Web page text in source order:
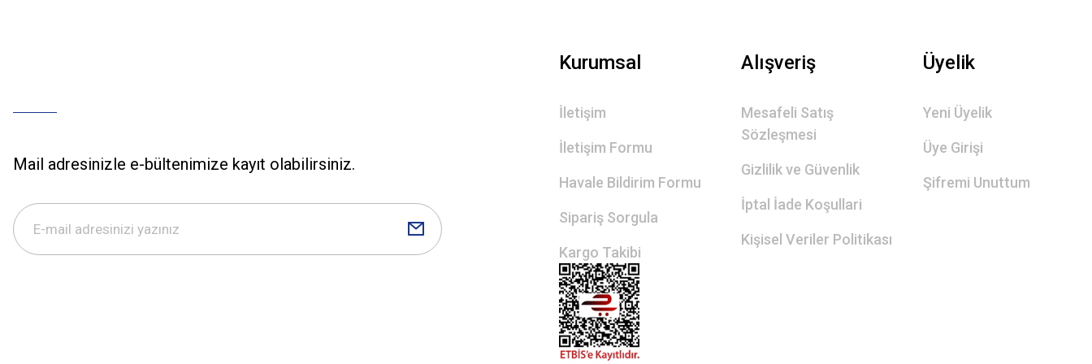
Mail adresinizle e-bültenimize kayıt olabilirsiniz.
Kurumsal
İletişim
İletişim Formu
Havale Bildirim Formu
Sipariş Sorgula
Kargo Takibi
Alışveriş
Mesafeli Satış
Sözleşmesi
Gizlilik ve Güvenlik
İptal İade Koşullari
Kişisel Veriler Politikası
Üyelik
Yeni Üyelik
Üye Girişi
Şifremi Unuttum